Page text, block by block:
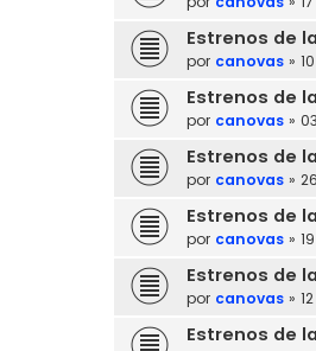
Estrenos de
por canovas »
Estrenos de
por canovas »
Estrenos de
por canovas »
Estrenos de
por canovas »
Estrenos de
por canovas »
Estrenos de